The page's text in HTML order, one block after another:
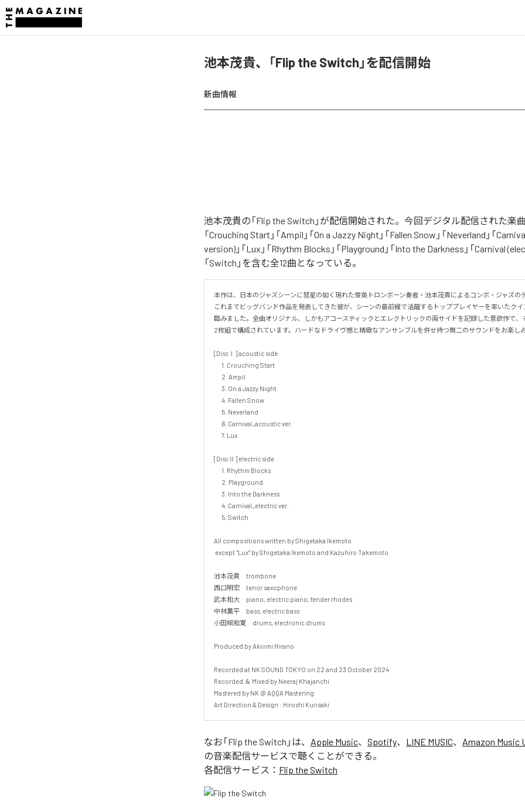
池本茂貴、「Flip the Switch」を配信開始
新曲情報
池本茂貴の「Flip the Switch」が配信開始された。今回デジタル配信された楽曲
「Crouching Start」「Ampil」「On a Jazzy Night」「Fallen Snow」「Neverland」「
version)」「Lux」「Rhythm Blocks」「Playground」「Into the Darkness」「Carnival
「Switch」を含む全12曲となっている。
本作は、日本のジャズシーンに彗星の如く現れた俊英トロンボーン奏者・池本茂貴によるコンボ・ジャズの
これまでビッグバンド作品を発表してきた彼が、シーンの最前線で活躍するトッププレイヤーを率いたクイ
臨みました。全曲オリジナル、しかもアコースティックとエレクトリックの両サイドを記録した意欲作で、
2枚組で構成されています。ハードなドライヴ感と精緻なアンサンブルを併せ持つ無二のサウンドをお楽し
[DiscⅠ] acoustic side
1. Crouching Start
2. Ampil
3. On a Jazzy Night
4. Fallen Snow
5. Neverland
6. Carnival_acoustic ver.
7. Lux
[DiscⅡ] electric side
1. Rhythm Blocks
4. Carnival_electric ver.
All compositions written by Shigetaka Ikemoto
池本茂貴　trombone
西口明宏　tenor saxophone
武本和大　piano, electric piano, fender rhodes
中林薫平　bass, electric bass
小田桐和寛　drums, electronic drums
Produced by Akiomi Hirano
Recorded at NK SOUND TOKYO on 22 and 23 October 2024
Recorded ＆ Mixed by Neeraj Khajanchi
Mastered by NK @ AQQA Mastering
Art Direction & Design : Hiroshi Kurisaki
なお「Flip the Switch 」は、 Apple Music、 Spotify、 LINE MUSIC、 Amazon Music
の音楽配信サービスで聴くことができる。
各配信サービス： Flip the Switch